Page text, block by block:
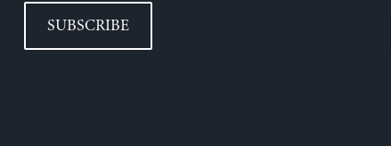
SUBSCRIBE